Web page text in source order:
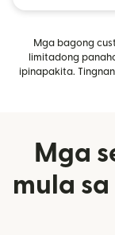
Mga bagong
limitadong
ipinapakita.
Mga
mula